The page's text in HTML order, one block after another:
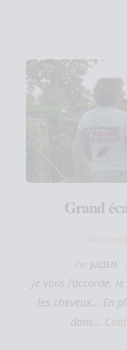
Grand
Récits et
JULIEN
Je vous l’accorde,
les cheveux… En
dans…